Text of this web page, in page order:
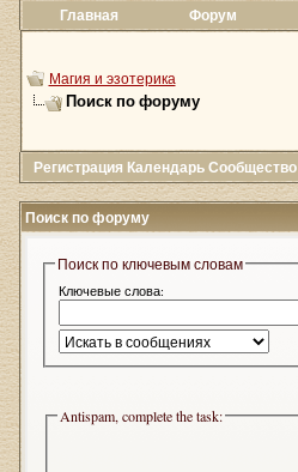
Главная Форум
Магия и эзотерика
Поиск по форуму
Регистрация КалендарьСообщество
Поиск по форуму
Поиск по ключевым словам
Ключевые слова:
Antispam, complete the task: